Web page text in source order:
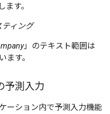
す。
ィング
」のテキスト範囲は
ます。
予測入力
ーション内で予測入力機能